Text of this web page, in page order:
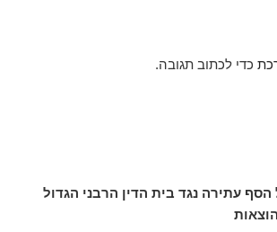
כדי לכתוב תגובה.
עתירה נגד בית הדין הרבני הגדול